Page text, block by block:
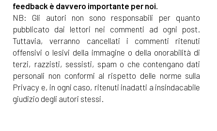
feedback è davvero importante per noi.
NB: Gli autori non sono responsabili per quanto
pubblicato dai lettori nei commenti ad ogni post.
Tuttavia, verranno cancellati i commenti ritenuti
offensivi o lesivi della immagine o della onorabilità di
terzi, razzisti, sessisti, spam o che contengano dati
personali non conformi al rispetto delle norme sulla
Privacy e, in ogni caso, ritenuti inadatti a insindacabile
giudizio degli autori stessi.